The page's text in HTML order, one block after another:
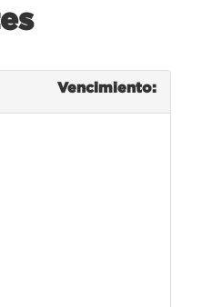
Vencimiento: